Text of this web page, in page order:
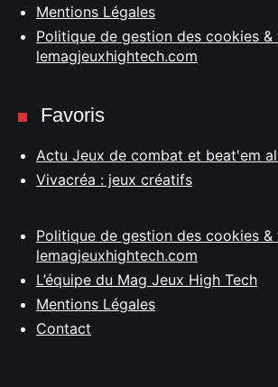
Mentions Légales
Politique de gestion des cookies &
lemagjeuxhightech.com
Favoris
Actu Jeux de combat et beat'em
Vivacréa : jeux créatifs
Politique de gestion des cookies &
lemagjeuxhightech.com
L’équipe du Mag Jeux High Tech
Mentions Légales
Contact